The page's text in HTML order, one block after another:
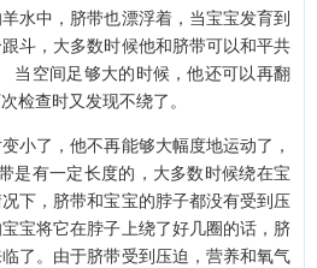
中，脐带也漂浮着，当宝宝发育到
斗，大多数时候他和脐带可以和平共
当空间足够大的时候，他还可以再翻
检查时又发现不绕了。
了，他不再能够大幅度地运动了，
是有一定长度的，大多数时候绕在宝
下，脐带和宝宝的脖子都没有受到压
宝将它在脖子上绕了好几圈的话，脐
了。由于脐带受到压迫，营养和氧气